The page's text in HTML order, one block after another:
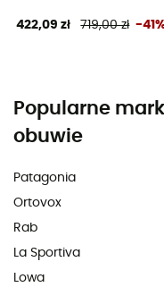
422,09 zł 719,00 zł -
Popularne
obuwie
Patagonia
Ortovox
Rab
La Sportiva
Lowa